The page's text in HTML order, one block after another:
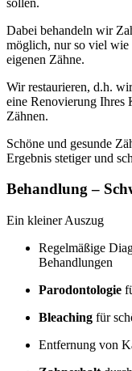
Dabei behandeln wir
möglich, nur so viel
eigenen Zähne.
Wir restaurieren, d.h.
eine Renovierung Ihres
Zähnen.
Schöne und gesunde
Ergebnis stetiger und
Behandlung –
Ein kleiner Auszug
Regelmäßige
Behandlungen
Parodontologie
Bleaching für
Entfernung von